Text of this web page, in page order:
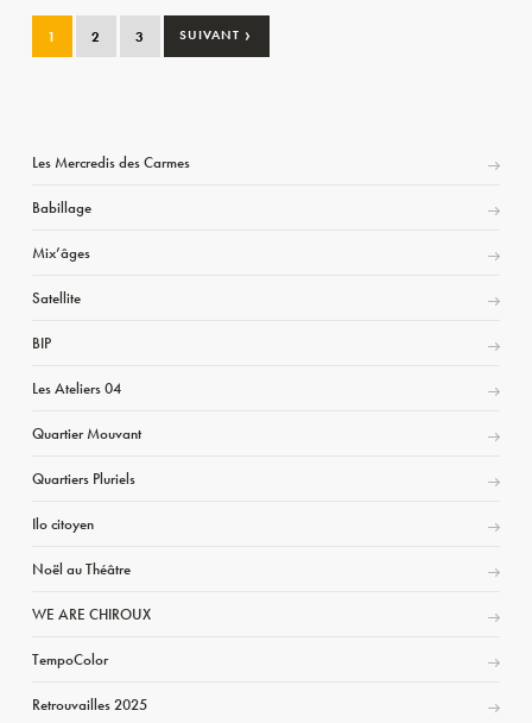
1 2 3 SUIVANT ›
Les Mercredis des Carmes
Babillage
Mix’âges
Satellite
BIP
Les Ateliers 04
Quartier Mouvant
Quartiers Pluriels
Ilo citoyen
Noël au Théâtre
WE ARE CHIROUX
TempoColor
Retrouvailles 2025